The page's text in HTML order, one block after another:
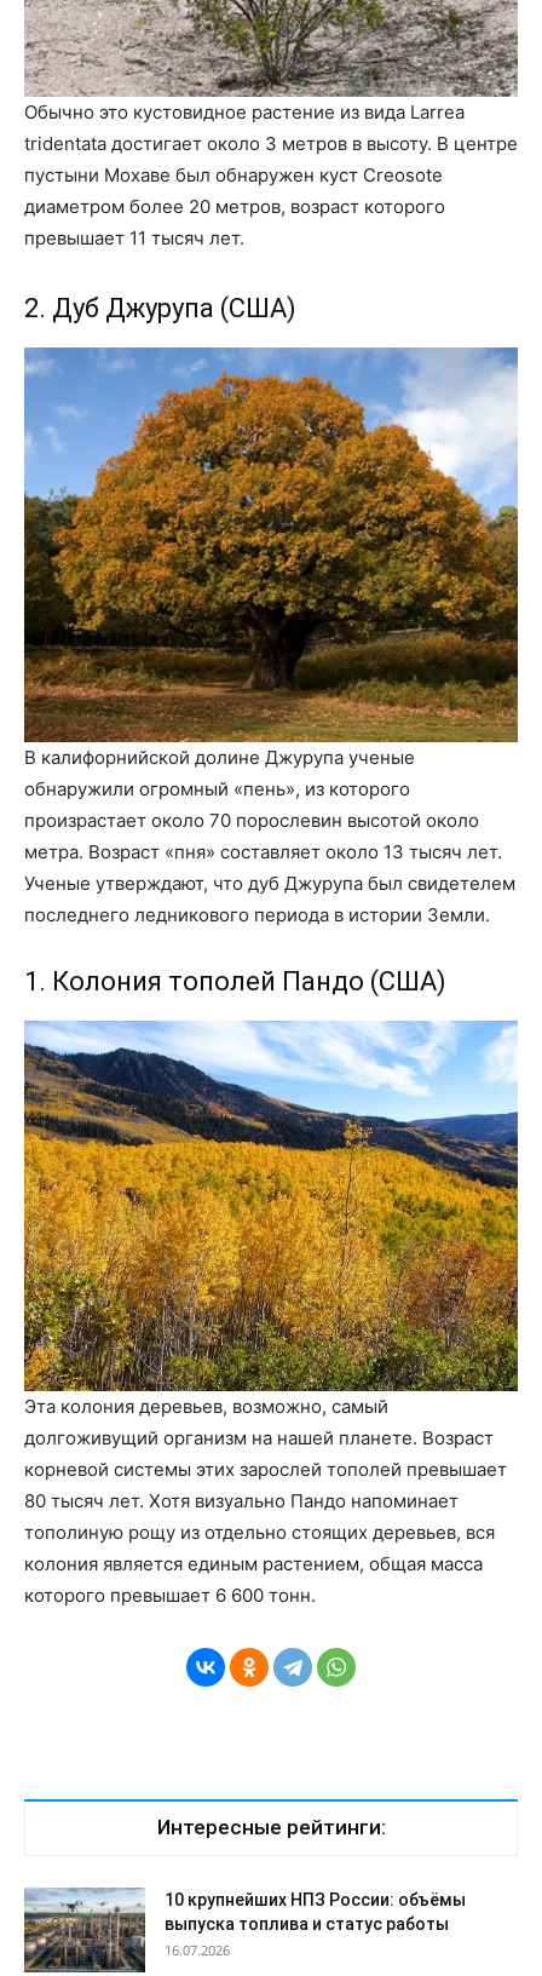
Обычно это кустовидное растение из вида Larrea
tridentata достигает около 3 метров в высоту. В центре
пустыни Мохаве был обнаружен куст Creosote
диаметром более 20 метров, возраст которого
превышает 11 тысяч лет.
2. Дуб Джурупа (США)
В калифорнийской долине Джурупа ученые
обнаружили огромный «пень», из которого
произрастает около 70 порослевин высотой около
метра. Возраст «пня» составляет около 13 тысяч лет.
Ученые утверждают, что дуб Джурупа был свидетелем
последнего ледникового периода в истории Земли.
1. Колония тополей Пандо (США)
Эта колония деревьев, возможно, самый
долгоживущий организм на нашей планете. Возраст
корневой системы этих зарослей тополей превышает
80 тысяч лет. Хотя визуально Пандо напоминает
тополиную рощу из отдельно стоящих деревьев, вся
колония является единым растением, общая масса
которого превышает 6 600 тонн.
Интересные рейтинги:
10 крупнейших НПЗ России: объёмы
выпуска топлива и статус работы
16.07.2026